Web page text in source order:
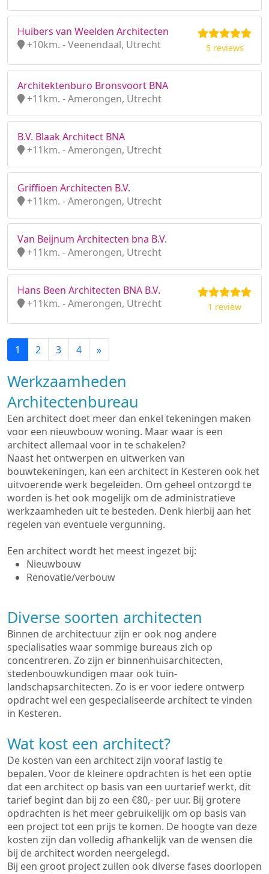
Huibers van Weelden Architecten
+10km. - Veenendaal, Utrecht
5 reviews
Architektenburo Bronsvoort BNA
+11km. - Amerongen, Utrecht
B.V. Blaak Architect BNA
+11km. - Amerongen, Utrecht
Griffioen Architecten B.V.
+11km. - Amerongen, Utrecht
Van Beijnum Architecten bna B.V.
+11km. - Amerongen, Utrecht
Hans Been Architecten BNA B.V.
+11km. - Amerongen, Utrecht
1 review
1 2 3 4 »
Werkzaamheden
Architectenbureau
Een architect doet meer dan enkel tekeningen maken
voor een nieuwbouw woning. Maar waar is een
architect allemaal voor in te schakelen?
Naast het ontwerpen en uitwerken van
bouwtekeningen, kan een architect in Kesteren ook het
uitvoerende werk begeleiden. Om geheel ontzorgd te
worden is het ook mogelijk om de administratieve
werkzaamheden uit te besteden. Denk hierbij aan het
regelen van eventuele vergunning.
Een architect wordt het meest ingezet bij:
Nieuwbouw
Renovatie/verbouw
Diverse soorten architecten
Binnen de architectuur zijn er ook nog andere
specialisaties waar sommige bureaus zich op
concentreren. Zo zijn er binnenhuisarchitecten,
stedenbouwkundigen maar ook tuin-
landschapsarchitecten. Zo is er voor iedere ontwerp
opdracht wel een gespecialiseerde architect te vinden
in Kesteren.
Wat kost een architect?
De kosten van een architect zijn vooraf lastig te
bepalen. Voor de kleinere opdrachten is het een optie
dat een architect op basis van een uurtarief werkt, dit
tarief begint dan bij zo een €80,- per uur. Bij grotere
opdrachten is het meer gebruikelijk om op basis van
een project tot een prijs te komen. De hoogte van deze
kosten zijn dan volledig afhankelijk van de wensen die
bij de architect worden neergelegd.
Bij een groot project zullen ook diverse fases doorlopen